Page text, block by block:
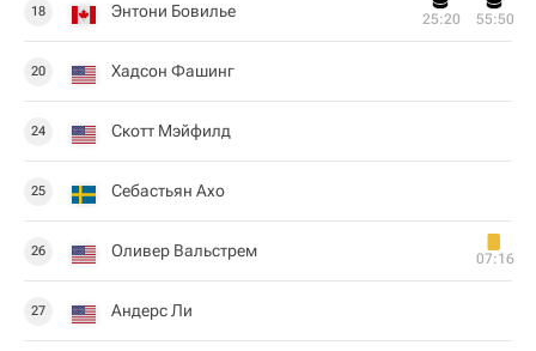
18 Энтони Бовилье 25:20 55:50
20 Хадсон Фашинг
24 Скотт Мэйфилд
25 Себастьян Ахо
26 Оливер Вальстрем 07:16
27 Андерс Ли